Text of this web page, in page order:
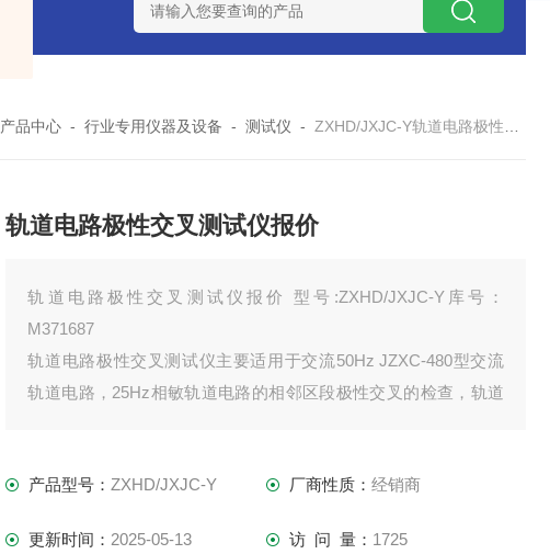
型号:HX03-YSF8-55/50KJT压力释放阀库号：M414994
产品中心 -行业专用仪器及设备 -测试仪 - ZXHD/JXJC-Y轨道电路极性交叉测试仪报价
轨道电路极性交叉测试仪报价
轨道电路极性交叉测试仪报价 型号:ZXHD/JXJC-Y库号：
M371687
轨道电路极性交叉测试仪主要适用于交流50Hz JZXC-480型交流
轨道电路，25Hz相敏轨道电路的相邻区段极性交叉的检查，轨道
产品型号：ZXHD/JXJC-Y 厂商性质： 经销商
更新时间： 2025-05-13 访 问 量： 1725